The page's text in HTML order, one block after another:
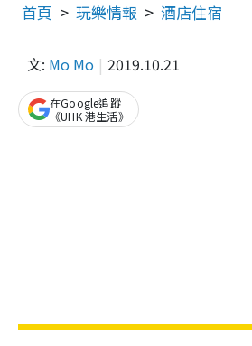
首頁 玩樂情報 酒店住宿
文: Mo Mo 2019.10.21
在Google追蹤
《UHK 港生活》